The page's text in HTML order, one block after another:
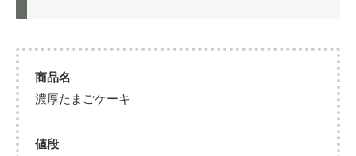
商品名
濃厚たまごケーキ
値段